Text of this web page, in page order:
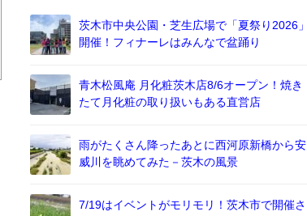
茨木市中央公園・芝生広場で「夏祭り2026」
開催！フィナーレはみんなで盆踊り
青木松風庵 月化粧茨木店8/6オープン！焼き
たて月化粧の取り扱いもある直営店
雨がたくさん降ったあとに西河原新橋から安
威川を眺めてみた－茨木の風景
7/19はイベントがモリモリ！茨木市で開催さ